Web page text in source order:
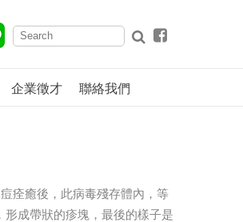
企業徵才 聯絡我們
痊癒後，此病毒殘存體內，等
成帶狀的疹塊，最後的樣子是